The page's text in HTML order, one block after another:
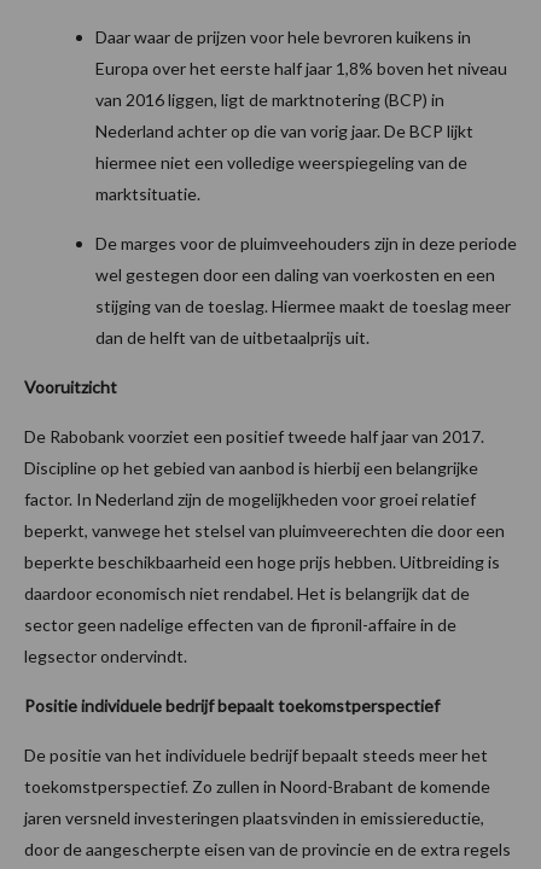
Daar waar de prijzen voor hele bevroren kuikens in
Europa over het eerste half jaar 1,8% boven het niveau
van 2016 liggen, ligt de marktnotering (BCP) in
Nederland achter op die van vorig jaar. De BCP lijkt
hiermee niet een volledige weerspiegeling van de
marktsituatie.
De marges voor de pluimveehouders zijn in deze periode
wel gestegen door een daling van voerkosten en een
stijging van de toeslag. Hiermee maakt de toeslag meer
dan de helft van de uitbetaalprijs uit.
Vooruitzicht
De Rabobank voorziet een positief tweede half jaar van 2017.
Discipline op het gebied van aanbod is hierbij een belangrijke
factor. In Nederland zijn de mogelijkheden voor groei relatief
beperkt, vanwege het stelsel van pluimveerechten die door een
beperkte beschikbaarheid een hoge prijs hebben. Uitbreiding is
daardoor economisch niet rendabel. Het is belangrijk dat de
sector geen nadelige effecten van de fipronil-affaire in de
legsector ondervindt.
Positie individuele bedrijf bepaalt toekomstperspectief
De positie van het individuele bedrijf bepaalt steeds meer het
toekomstperspectief. Zo zullen in Noord-Brabant de komende
jaren versneld investeringen plaatsvinden in emissiereductie,
door de aangescherpte eisen van de provincie en de extra regels